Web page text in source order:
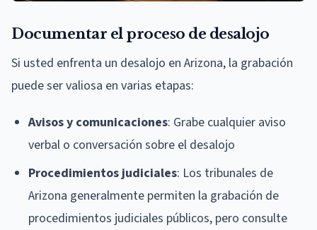
Documentar el proceso de desalojo
Si usted enfrenta un desalojo en Arizona, la grabación
puede ser valiosa en varias etapas:
Avisos y comunicaciones: Grabe cualquier aviso
verbal o conversación sobre el desalojo
Procedimientos judiciales: Los tribunales de
Arizona generalmente permiten la grabación de
procedimientos judiciales públicos, pero consulte